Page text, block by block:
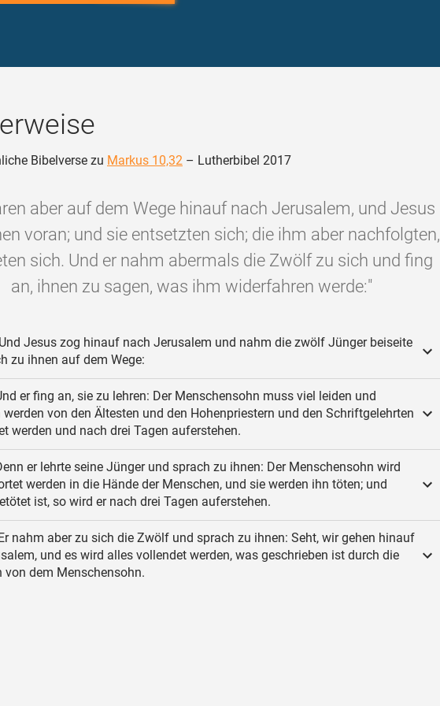
Bibelverse zu Markus 10,32 – Lutherbibel 2017
aber auf dem Wege hinauf nach Jerusalem, und Jesus
voran; und sie entsetzten sich; die ihm aber nachfolgten,
sich. Und er nahm abermals die Zwölf zu sich und fing
an, ihnen zu sagen, was ihm widerfahren werde:"
Und Jesus zog hinauf nach Jerusalem und nahm die zwölf Jünger beiseite
zu ihnen auf dem Wege:
er fing an, sie zu lehren: Der Menschensohn muss viel leiden und
von den Ältesten und den Hohenpriestern und den Schriftgelehrten
werden und nach drei Tagen auferstehen.
er lehrte seine Jünger und sprach zu ihnen: Der Menschensohn wird
werden in die Hände der Menschen, und sie werden ihn töten; und
ist, so wird er nach drei Tagen auferstehen.
nahm aber zu sich die Zwölf und sprach zu ihnen: Seht, wir gehen hinauf
und es wird alles vollendet werden, was geschrieben ist durch die
von dem Menschensohn.